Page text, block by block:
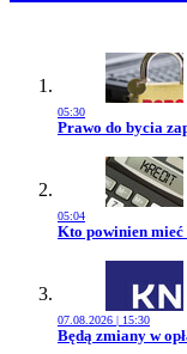
05:30
Przejdź do
Prawo do bycia
05:04
Przejdź do
Kto powinien mieć
07.08.2026 | 15:30
Przejdź do
Będą zmiany w